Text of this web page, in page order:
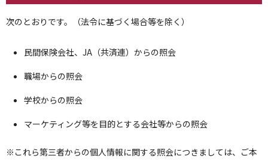
次のとおりです。（法令に基づく場合等を除く）
民間保険会社、JA（共済連）からの照会
職場からの照会
学校からの照会
マーケティング等を目的とする会社等からの照会
※これら第三者からの個人情報に関する照会につきましては、ご本